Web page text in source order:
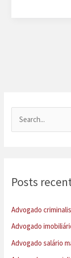
i
p
Posts
Advogado
Advogado
Advogado salário